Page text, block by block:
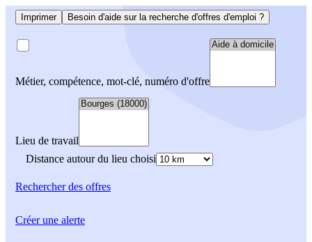
Imprimer Besoin d'aide sur la recherche d'offres d'emploi ?
Métier, compétence, mot-clé, numéro d'offre
Lieu de travail
Distance autour du lieu choisi
Rechercherdes offres
Créer une alerte